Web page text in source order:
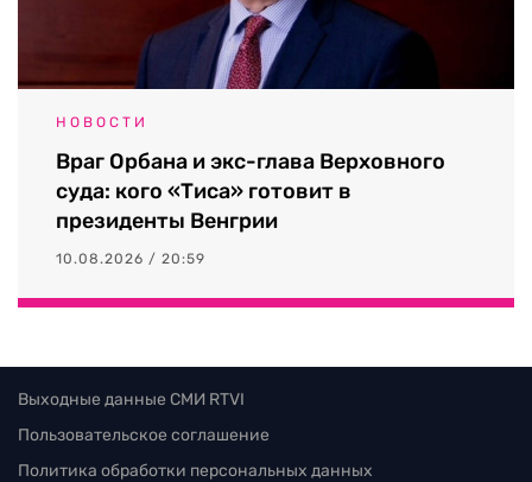
НОВОСТИ
Враг Орбана и экс-глава Верховного
суда: кого «Тиса» готовит в
президенты Венгрии
10.08.2026 / 20:59
Выходные данные СМИ RTVI
Пользовательское соглашение
Политика обработки персональных данных